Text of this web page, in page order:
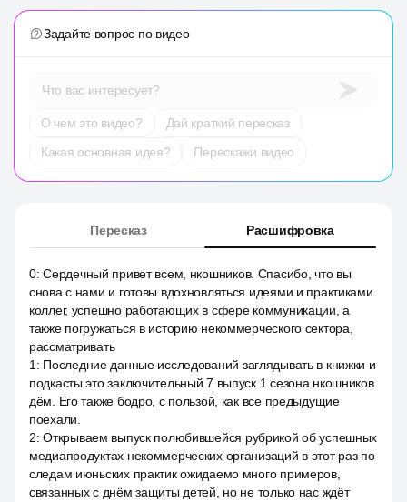
Задайте вопрос по видео
Что вас интересует?
О чем это видео?
Дай краткий пересказ
Какая основная идея?
Перескажи видео
Пересказ Расшифровка
0:Сердечный привет всем, нкошников. Спасибо, что вы
снова с нами и готовы вдохновляться идеями и практиками
коллег, успешно работающих в сфере коммуникации, а
также погружаться в историю некоммерческого сектора,
рассматривать
1 : Последние данные исследований заглядывать в книжки и
подкасты это заключительный 7 выпуск 1 сезона нкошников
дём. Его также бодро, с пользой, как все предыдущие
поехали.
2:Открываем выпуск полюбившейся рубрикой об успешных
медиапродуктах некоммерческих организаций в этот раз по
следам июньских практик ожидаемо много примеров,
связанных с днём защиты детей, но не только нас ждёт